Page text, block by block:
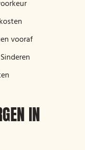
vooraf
IN